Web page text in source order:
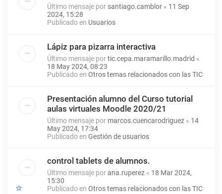
Último mensaje por santiago.camblor « 11 Sep
2024, 15:28
Publicado en Usuarios
Lápiz para pizarra interactiva
Último mensaje portic.cepa.maramarillo.madrid «
18 May 2024, 08:23
Publicado en Otros temas relacionados con las TIC
Presentación alumno del Curso tutorial
aulas virtuales Moodle 2020/21
Último mensaje por marcos.cuencarodriguez « 14
May 2024, 17:34
Publicado en Gestión de usuarios
control tablets de alumnos.
Último mensaje porana.ruperez « 18 Mar 2024,
15:30
Publicado en Otros temas relacionados con las TIC